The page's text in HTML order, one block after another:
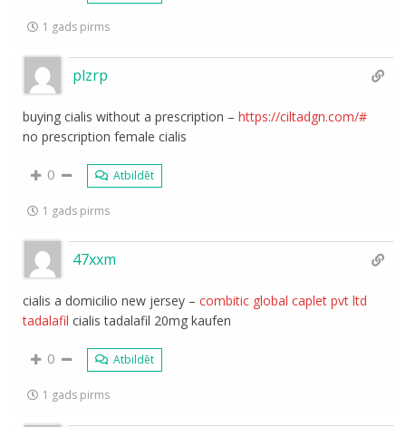
1 gads pirms
plzrp
buying cialis without a prescription –https://ciltadgn.com/#
no prescription female cialis
0 Atbildēt
1 gads pirms
47xxm
cialis a domicilio new jersey –combitic global caplet pvt ltd
tadalafil cialis tadalafil 20mg kaufen
0 Atbildēt
1 gads pirms